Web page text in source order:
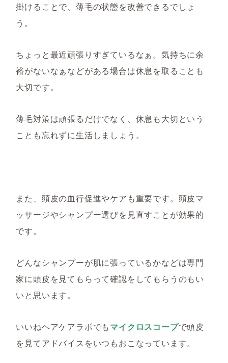
掛けることで、薄毛の状態を改善できるでしょ
う。
ちょっと最近頑張りすぎているなぁ。気持ちに余
裕がないなぁなどがある場合は休息を取ることも
大切です。
薄毛対策は頑張るだけでなく、休息も大切という
ことも忘れずに生活しましょう。
また、頭皮の血行促進やケアも重要です。頭皮マ
ッサージやシャンプー選びを見直すことが効果的
です。
どんなシャンプーが肌に張っているかなどは専門
家に頭皮を見てもらって確認をしてもらうのもい
いと思います。
いいねヘアケアラボでもマイクロスコープで頭皮
を見てアドバイスをいつもおこなっています。